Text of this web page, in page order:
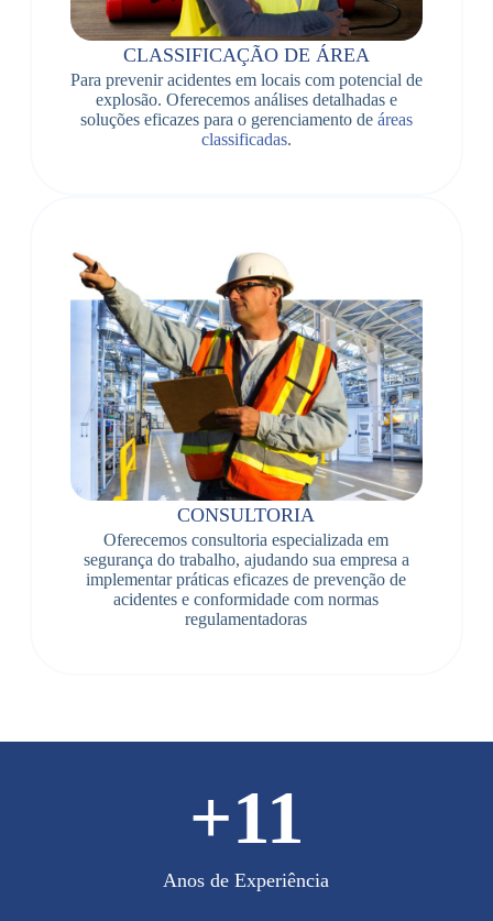
CLASSIFICAÇÃO DE ÁREA
Para prevenir acidentes em locais com potencial de
explosão. Oferecemos análises detalhadas e
soluções eficazes para o gerenciamento de áreas
classificadas.
CONSULTORIA
Oferecemos consultoria especializada em
segurança do trabalho, ajudando sua empresa a
implementar práticas eficazes de prevenção de
acidentes e conformidade com normas
regulamentadoras
Anos de Experiência
+11